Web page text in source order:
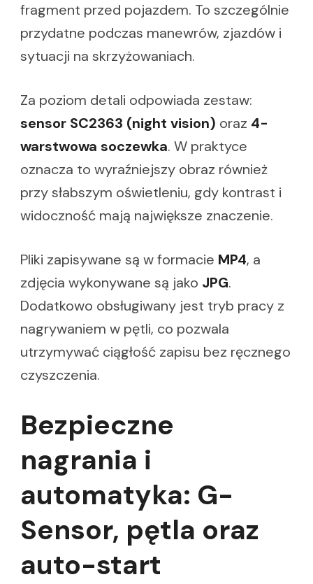
fragment przed pojazdem. To szczególnie
przydatne podczas manewrów, zjazdów i
sytuacji na skrzyżowaniach.
Za poziom detali odpowiada zestaw:
sensor SC2363 (night vision) oraz 4-
warstwowa soczewka. W praktyce
oznacza to wyraźniejszy obraz również
przy słabszym oświetleniu, gdy kontrast i
widoczność mają największe znaczenie.
Pliki zapisywane są w formacie MP4, a
zdjęcia wykonywane są jako JPG.
Dodatkowo obsługiwany jest tryb pracy z
nagrywaniem w pętli, co pozwala
utrzymywać ciągłość zapisu bez ręcznego
czyszczenia.
Bezpieczne
nagrania i
automatyka: G-
Sensor, pętla oraz
auto-start